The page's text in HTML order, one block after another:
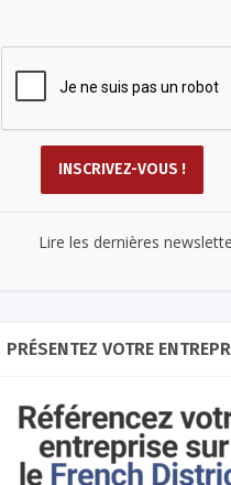
Lire les dernières
PRÉSENTEZ VOTRE